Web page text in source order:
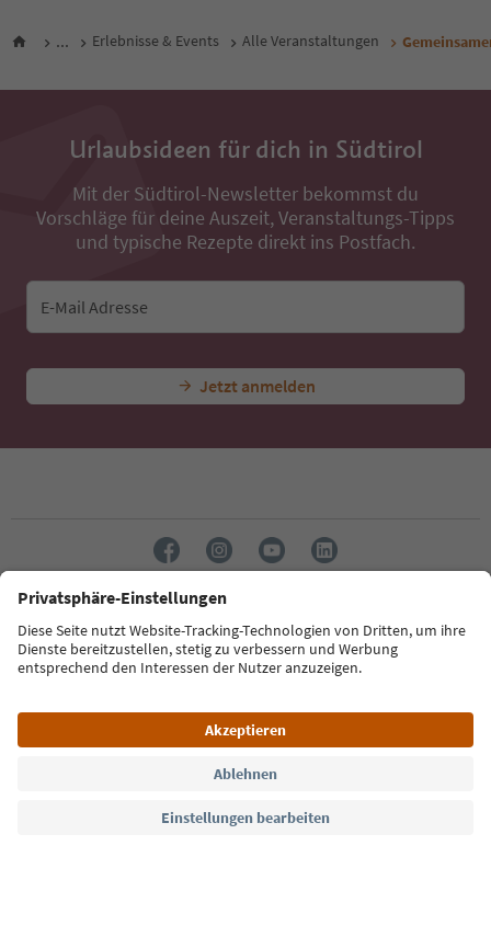
... Erlebnisse & Events Alle Veranstaltungen
Urlaubsideen für dich in Südtirol
Mit der Südtirol-Newsletter bekommst du
Vorschläge für deine Auszeit, Veranstaltungs-Tipps
und typische Rezepte direkt ins Postfach.
E-Mail Adresse
Jetzt anmelden